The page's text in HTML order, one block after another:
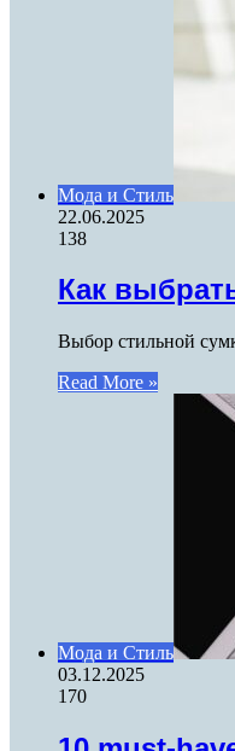
Мода и Стиль
22.06.2025
138
Как
Выбор стильной
Read More »
Мода и Стиль
03.12.2025
170